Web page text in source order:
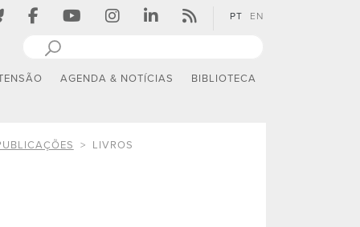
PT EN
AGENDA & NOTÍCIAS BIBLIOTECA
LIVROS